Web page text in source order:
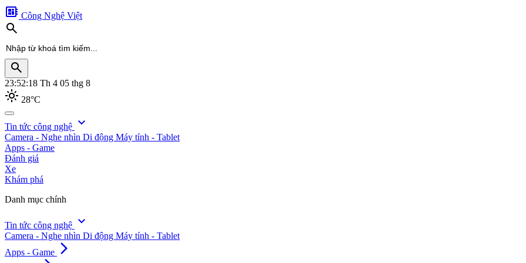
developer_board Công Nghệ Việt
search
search
23:52:20 Th 4 05 thg 8
light_mode 28°C
search
Tin tức công nghệ expand_more
Camera - Nghe nhìn Di động Máy tính - Tablet
Apps - Game
Đánh giá
Xe
Khám phá
Danh mục chính
Tin tức công nghệ expand_more
Camera - Nghe nhìn Di động Máy tính - Tablet
Apps - Game arrow_forward_ios